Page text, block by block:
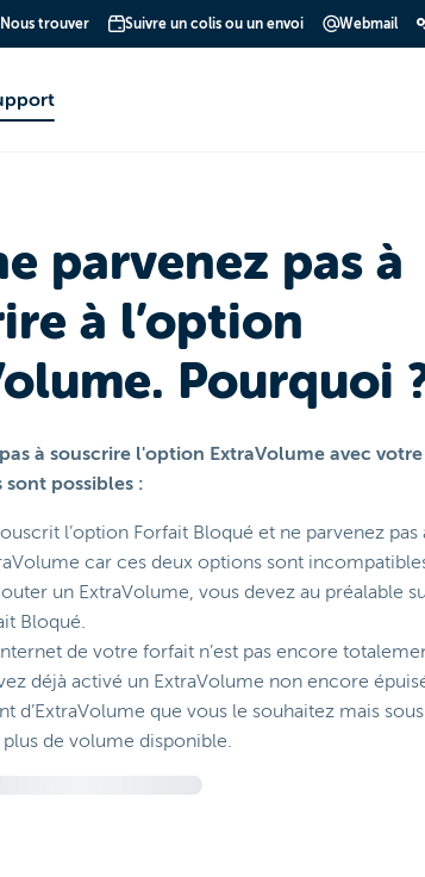
Nous trouver Suivre un colis ou un envoi Webmail
parvenez pas à
à l’option
Pourquoi
à souscrire l'option ExtraVolume avec
sont possibles :
l’option Forfait Bloqué et ne parvenez pas
car ces deux options sont
un ExtraVolume, vous devez au préalable
Bloqué.
de votre forfait n’est pas encore
déjà activé un ExtraVolume non encore
d’ExtraVolume que vous le souhaitez mais
plus de volume disponible.